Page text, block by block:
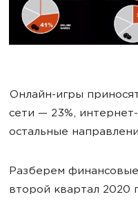
Онлайн-игры
сети — 23%,
остальные
Разберем
второй квартал 2020